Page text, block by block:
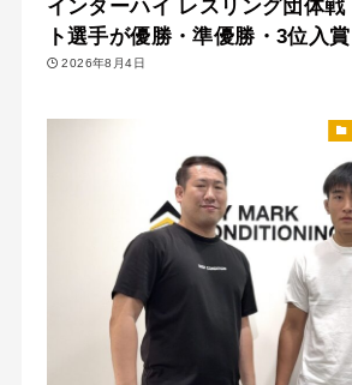
インターハイ レスリング団体戦
ト選手が優勝・準優勝・3位入賞
2026年8月4日